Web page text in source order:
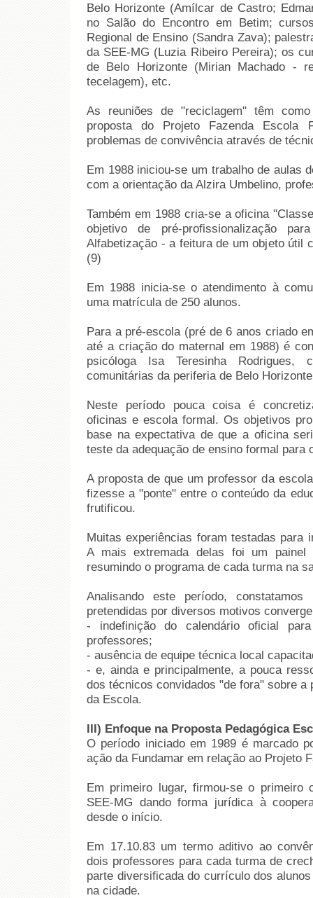
Belo Horizonte (Amílcar de Castro;
no Salão do Encontro em Betim;
Regional de Ensino (Sandra Zava);
da SEE-MG (Luzia Ribeiro Pereira); os
de Belo Horizonte (Mirian Machado -
tecelagem), etc.
As reuniões de "reciclagem" têm
proposta do Projeto Fazenda Escola
problemas de convivência através de
Em 1988 iniciou-se um trabalho de aulas
com a orientação da Alzira Umbelino,
Também em 1988 cria-se a oficina
objetivo de pré-profissionalização
Alfabetização - a feitura de um objeto útil
(9)
Em 1988 inicia-se o atendimento à
uma matrícula de 250 alunos.
Para a pré-escola (pré de 6 anos criado
até a criação do maternal em 1988) é
psicóloga Isa Teresinha Rodrigues,
comunitárias da periferia de Belo
Neste período pouca coisa é
oficinas e escola formal. Os objetivos
base na expectativa de que a oficina
teste da adequação de ensino formal para
A proposta de que um professor da
fizesse a "ponte" entre o conteúdo da
frutificou.
Muitas experiências foram testadas para
A mais extremada delas foi um painel
resumindo o programa de cada turma na
Analisando este período,
pretendidas por diversos motivos
- indefinição do calendário oficial
professores;
- ausência de equipe técnica local
- e, ainda e principalmente, a pouca
dos técnicos convidados "de fora" sobre
da Escola.
III) Enfoque na Proposta Pedagógica
O período iniciado em 1989 é marcado
ação da Fundamar em relação ao Projeto
Em primeiro lugar, firmou-se o primeiro
SEE-MG dando forma jurídica à
desde o início.
Em 17.10.83 um termo aditivo ao
dois professores para cada turma de
parte diversificada do currículo dos
na cidade.